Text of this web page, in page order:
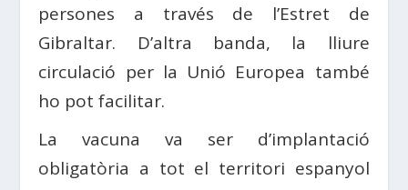
persones a través de l’Estret de
Gibraltar. D’altra banda, la lliure
circulació per la Unió Europea també
ho pot facilitar.
La vacuna va ser d’implantació
obligatòria a tot el territori espanyol